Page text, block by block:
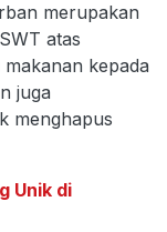
merupakan
atas
kepada
juga
menghapus
Unik di